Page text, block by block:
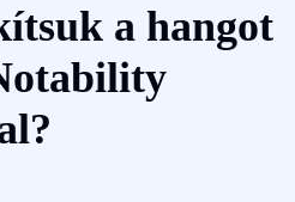
a hangot